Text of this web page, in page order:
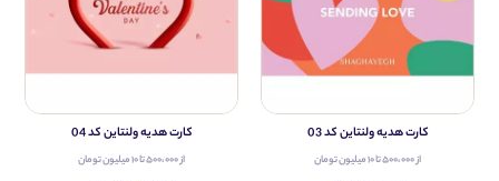
کارت هدیه ولنتاین کد 03
از ۵۰۰،۰۰۰ تا ۱۰ میلیون تومان
کارت هدیه ولنتاین کد 04
از ۵۰۰،۰۰۰ تا ۱۰ میلیون تومان